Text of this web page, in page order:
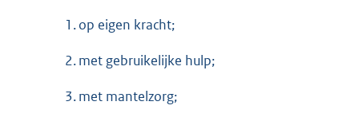
1. op eigen kracht;
2. met gebruikelijke hulp;
3. met mantelzorg;